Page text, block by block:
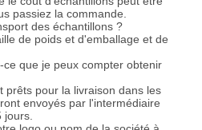
passiez la commande.
des échantillons ?
de poids et d'emballage et de
que je peux compter obtenir
pour la livraison dans les
envoyés par l'intermédiaire